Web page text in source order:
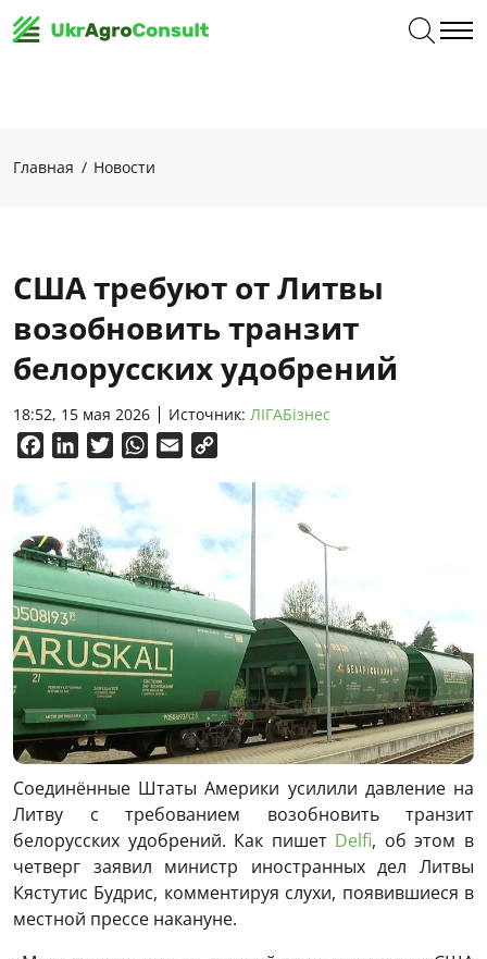
Главная Новости
США требуют от Литвы
возобновить транзит
белорусских удобрений
18:52, 15 мая 2026 Источник: ЛІГАБізнес
FacebookLinkedInTwitterWhatsApp
Email
Соединённые Штаты Америки усилили давление на
Литву с требованием возобновить транзит
белорусских удобрений. Как пишет Delfi, об этом в
четверг заявил министр иностранных дел Литвы
Кястутис Будрис, комментируя слухи, появившиеся в
местной прессе накануне.